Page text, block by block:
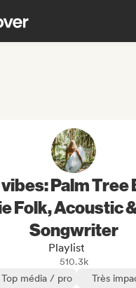
Palm Tree
Folk, Acoustic
Songwriter
Playlist
510.3k
Top média / pro
Très